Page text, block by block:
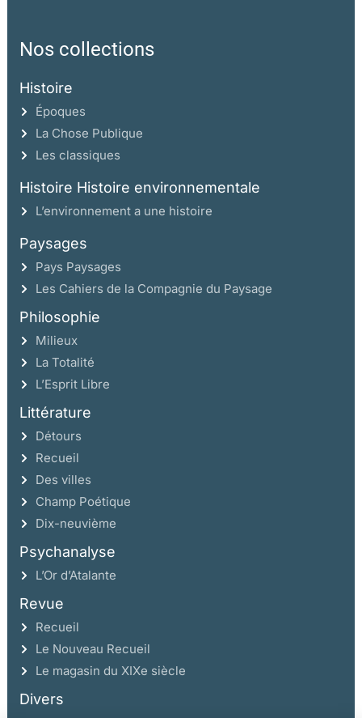
Nos collections
Histoire
Époques
La Chose Publique
Les classiques
Histoire Histoire environnementale
L’environnement a une histoire
Paysages
Pays Paysages
Les Cahiers de la Compagnie du Paysage
Philosophie
Milieux
La Totalité
L’Esprit Libre
Littérature
Détours
Recueil
Des villes
Champ Poétique
Dix-neuvième
Psychanalyse
L’Or d’Atalante
Revue
Recueil
Le Nouveau Recueil
Le magasin du XIXe siècle
Divers